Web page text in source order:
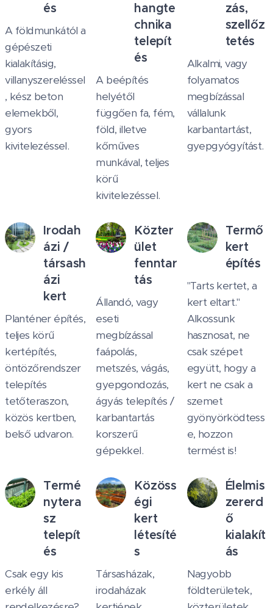
és
A földmunkától a
gépészeti
kialakításig,
villanyszereléssel
, kész beton
elemekből,
gyors
kivitelezéssel.
hangte
chnika
telepít
és
A beépítés
helyétől
függően fa, fém,
föld, illetve
kőműves
munkával, teljes
körű
kivitelezéssel.
zás,
szellőz
tetés
Alkalmi, vagy
folyamatos
megbízással
vállalunk
karbantartást,
gyepgyógyítást.
Irodah
ázi /
társash
ázi
kert
Planténer építés,
teljes körű
kertépítés,
öntözőrendszer
telepítés
tetőteraszon,
közös kertben,
belső udvaron.
Közter
ület
fenntar
tás
Állandó, vagy
eseti
megbízással
faápolás,
metszés, vágás,
gyepgondozás,
ágyás telepítés /
karbantartás
korszerű
gépekkel.
Termő
kert
építés
"Tarts kertet, a
kert eltart."
Alkossunk
hasznosat, ne
csak szépet
együtt, hogy a
kert ne csak a
szemet
gyönyörködtess
e, hozzon
termést is!
Termé
nytera
sz
telepít
és
Csak egy kis
erkély áll
Közöss
égi
kert
létesíté
s
Társasházak,
irodaházak
Élelmis
zererd
ő
kialakít
ás
Nagyobb
földterületek,